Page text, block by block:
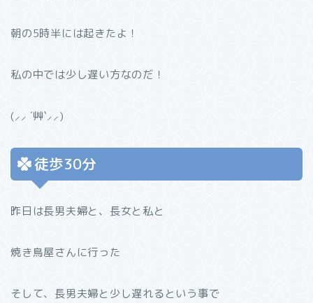
朝の5時半には起きたよ！
私の中では少し遅い方なのだ！
(⸝⸝ ´艸`⸝⸝)
徒歩30分
昨日は長男夫婦と、長女と私と
焼き鳥屋さんに行った
そして、長男夫婦と少し遅れるという事で